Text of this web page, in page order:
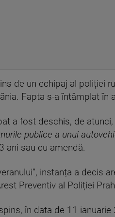
de un echipaj al poliției
Fapta s-a întâmplat în
a fost deschis, de
publice a unui
ani sau cu amendă.
instanța a decis
Preventiv al Poliției
în data de 11